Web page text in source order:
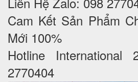
Cam Kết Sản Phẩm
Mới 100%
Hotline International
2770404